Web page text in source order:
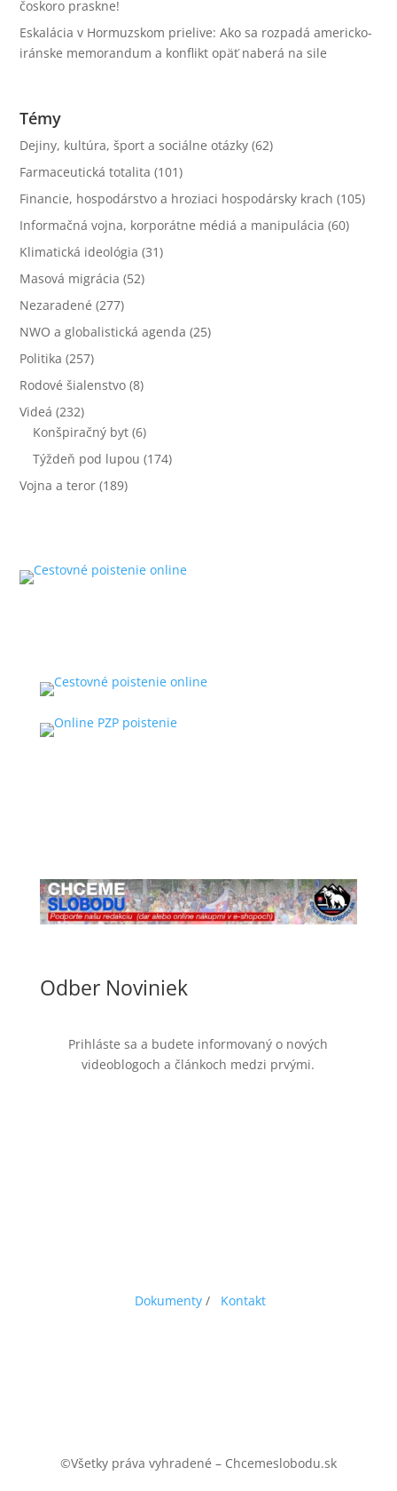
čoskoro praskne!
Eskalácia v Hormuzskom prielive: Ako sa rozpadá americko-
iránske memorandum a konflikt opäť naberá na sile
Témy
Dejiny, kultúra, šport a sociálne otázky (62)
Farmaceutická totalita (101)
Financie, hospodárstvo a hroziaci hospodársky krach (105)
Informačná vojna, korporátne médiá a manipulácia (60)
Klimatická ideológia (31)
Masová migrácia (52)
Nezaradené (277)
NWO a globalistická agenda (25)
Politika (257)
Rodové šialenstvo (8)
Videá (232)
Konšpiračný byt (6)
Týždeň pod lupou (174)
Vojna a teror (189)
Odber Noviniek
Prihláste sa a budete informovaný o nových
videoblogoch a článkoch medzi prvými.
Dokumenty/ Kontakt
©Všetky práva vyhradené – Chcemeslobodu.sk